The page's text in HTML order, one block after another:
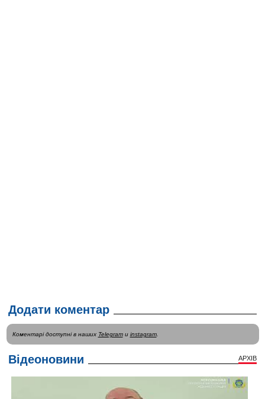
Додати коментар
Коментарі доступні в наших Telegramи instagram.
Відеоновини АРХІВ